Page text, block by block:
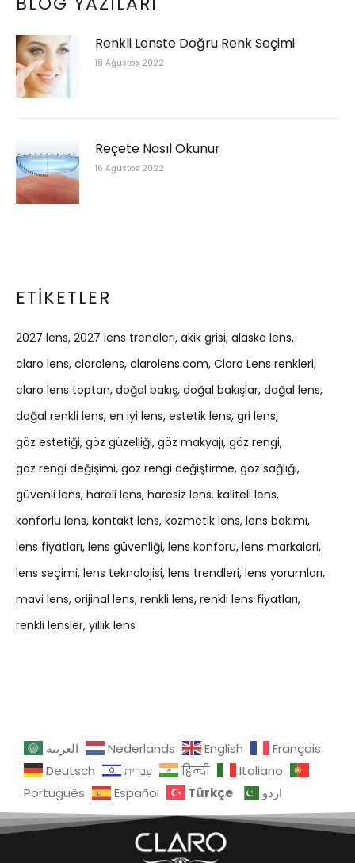
Renkli Lenste Doğru Renk Seçimi
18 Ağustos 2022
Reçete Nasıl Okunur
16 Ağustos 2022
ETIKETLER
2027 lens 2027 lens trendleri akik grisi alaska lens
claro lens clarolens clarolens.com Claro Lens renkleri
claro lens toptan doğal bakış doğal bakışlar doğal lens
doğal renkli lens en iyi lens estetik lens gri lens
göz estetiği göz güzelliği göz makyajı göz rengi
göz rengi değişimi göz rengi değiştirme göz sağlığı
güvenli lens hareli lens haresiz lens kaliteli lens
konforlu lens kontakt lens kozmetik lens lens bakımı
lens fiyatları lens güvenliği lens konforu lens markalari
lens seçimi lens teknolojisi lens trendleri lens yorumları
mavi lens orijinal lens renkli lens renkli lens fiyatları
renkli lensler yıllık lens
العربية Nederlands English
Français
Deutsch
עִבְרִית हिन्दी
Italiano
Português
Español Türkçe اردو